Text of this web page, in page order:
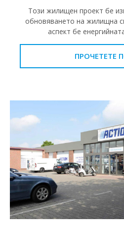
Този жилищен проект бе
обновяването на жилищна
аспект бе
ПРОЧЕТЕТЕ